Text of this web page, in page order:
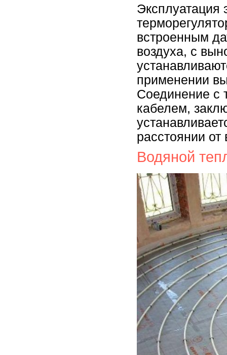
Эксплуатация
встроенным
воздуха, с
применении
Соединение с
кабелем,
расстоянии
Водяной